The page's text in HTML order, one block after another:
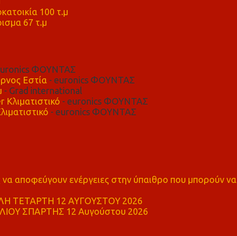
100 τ.μ
67 τ.μ
ΦΟΥΝΤΑΣ
Εστία - euronics ΦΟΥΝΤΑΣ
- Grad international
- euronics ΦΟΥΝΤΑΣ
- euronics ΦΟΥΝΤΑΣ
αποφεύγουν ενέργειες στην ύπαιθρο που μπορούν να
ΤΕΤΑΡΤΗ 12 ΑΥΓΟΥΣΤΟΥ 2026
ΣΠΑΡΤΗΣ 12 Αυγούστου 2026